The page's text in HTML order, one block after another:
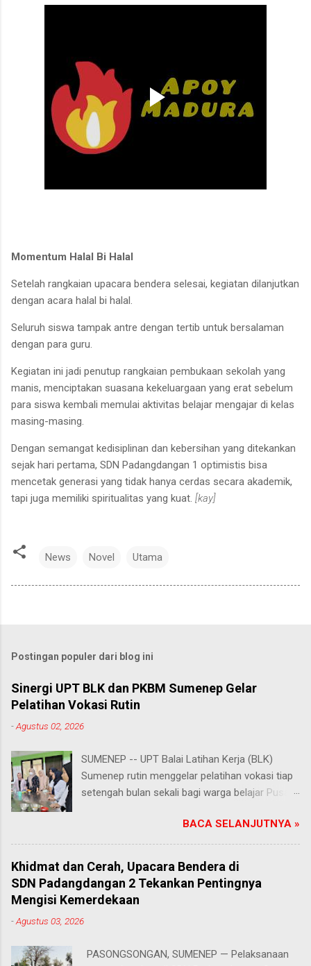
Momentum Halal Bi Halal
Setelah rangkaian upacara bendera selesai, kegiatan dilanjutkan
dengan acara halal bi halal.
Seluruh siswa tampak antre dengan tertib untuk bersalaman
dengan para guru.
Kegiatan ini jadi penutup rangkaian pembukaan sekolah yang
manis, menciptakan suasana kekeluargaan yang erat sebelum
para siswa kembali memulai aktivitas belajar mengajar di kelas
masing-masing.
Dengan semangat kedisiplinan dan kebersihan yang ditekankan
sejak hari pertama, SDN Padangdangan 1 optimistis bisa
mencetak generasi yang tidak hanya cerdas secara akademik,
tapi juga memiliki spiritualitas yang kuat. [kay]
News Novel Utama
Postingan populer dari blog ini
Sinergi UPT BLK dan PKBM Sumenep Gelar
Pelatihan Vokasi Rutin
-Agustus 02, 2026
SUMENEP -- UPT Balai Latihan Kerja (BLK)
Sumenep rutin menggelar pelatihan vokasi tiap
setengah bulan sekali bagi warga belajar Pusat
Kabupaten Sumenep. Ahad (2/8/2026).
Program ini menawarkan berbagai pilihan
keterampilan, mulai dari pembuatan roti dan kue
hingga kejuruan lainnya yang bebas dipilih
peserta sesuai bakat dan minat masing-
para peserta. Salah satunya Juhairiyah, peserta
Kecamatan Guluk-Guluk. "Saya sangat senang
BACA SELANJUTNYA »
Khidmat dan Cerah, Upacara Bendera di
SDN Padangdangan 2 Tekankan Pentingnya
Mengisi Kemerdekaan
-Agustus 03, 2026
PASONGSONGAN, SUMENEP — Pelaksanaan